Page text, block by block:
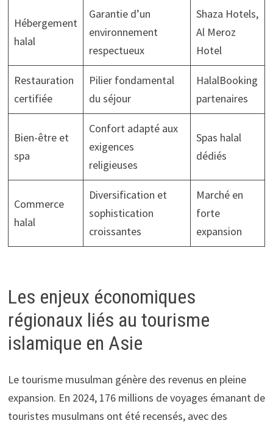
Hébergement
halal
Garantie d’un
environnement
respectueux
Shaza Hotels,
Al Meroz
Hotel
Restauration
certifiée
Pilier fondamental
du séjour
HalalBooking
partenaires
Bien-être et
spa
Confort adapté aux
exigences
religieuses
Spas halal
dédiés
Commerce
halal
Diversification et
sophistication
croissantes
Marché en
forte
expansion
Les enjeux économiques
régionaux liés au tourisme
islamique en Asie
Le tourisme musulman génère des revenus en pleine
expansion. En 2024, 176 millions de voyages émanant de
touristes musulmans ont été recensés, avec des